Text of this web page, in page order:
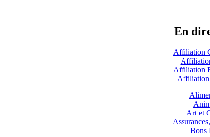
En
Affiliation
Affiliation
Affiliation
Art et
Bons